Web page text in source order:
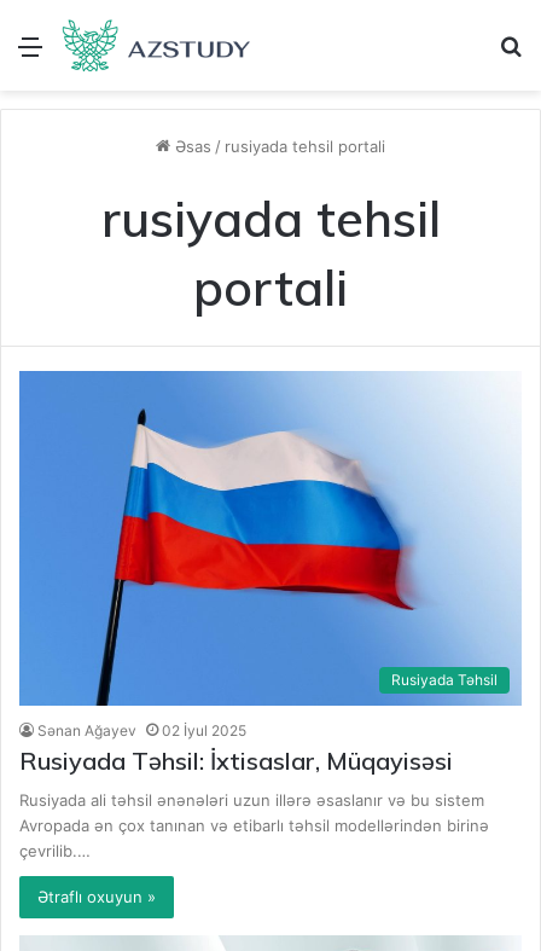
Menu
Əsas / rusiyada tehsil portali
rusiyada tehsil
portali
Rusiyada Təhsil
Sənan Ağayev 02 İyul 2025
Rusiyada Təhsil: İxtisaslar, Müqayisəsi
Rusiyada ali təhsil ənənələri uzun illərə əsaslanır və bu sistem
Avropada ən çox tanınan və etibarlı təhsil modellərindən birinə
çevrilib.…
Ətraflı oxuyun »